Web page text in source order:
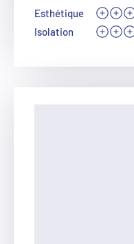
Esthétique
Isolation